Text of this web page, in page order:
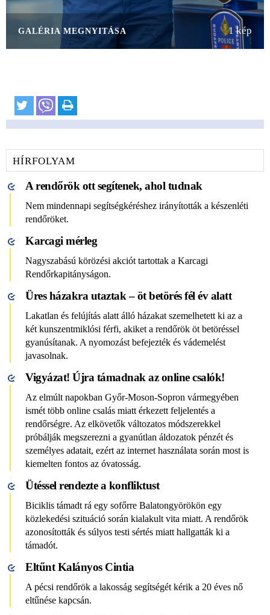
1 kép
GALÉRIA MEGNYITÁSA
HÍRFOLYAM
A rendőrök ott segítenek, ahol tudnak
Nem mindennapi segítségkéréshez irányították a készenléti
rendőröket.
Karcagi mérleg
Nagyszabású körözési akciót tartottak a Karcagi
Rendőrkapitányságon.
Üres házakra utaztak – öt betörés fél év alatt
Lakatlan és felújítás alatt álló házakat szemelhetett ki az a
két kunszentmiklósi férfi, akiket a rendőrök öt betöréssel
gyanúsítanak. A nyomozást befejezték és vádemelést
javasolnak.
Vigyázat! Újra támadnak az online csalók!
Az elmúlt napokban Győr-Moson-Sopron vármegyében
ismét több online csalás miatt érkezett feljelentés a
rendőrségre. Az elkövetők változatos módszerekkel
próbálják megszerezni a gyanútlan áldozatok pénzét és
személyes adatait, ezért az internet használata során most is
kiemelten fontos az óvatosság.
Ütéssel rendezte a konfliktust
Biciklis támadt rá egy sofőrre Balatongyörökön egy
közlekedési szituáció során kialakult vita miatt. A rendőrök
azonosították és súlyos testi sértés miatt hallgatták ki a
támadót.
Eltűnt Kalányos Cintia
A pécsi rendőrök a lakosság segítségét kérik a 20 éves nő
eltűnése kapcsán.